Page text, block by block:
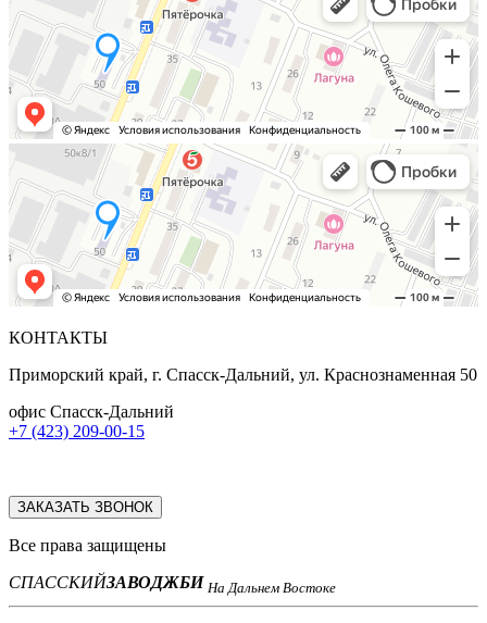
КОНТАКТЫ
Приморский край, г. Спасск-Дальний, ул. Краснознаменная 50
офис Спасск-Дальний
+7 (423) 209-00-15
ЗАКАЗАТЬ ЗВОНОК
Все права защищены
СПАССКИЙЗАВОДЖБИ На Дальнем Востоке